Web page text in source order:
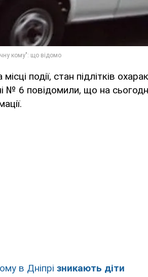
події, стан підлітків
№ 6 повідомили, що на
в Дніпрі зникають діти